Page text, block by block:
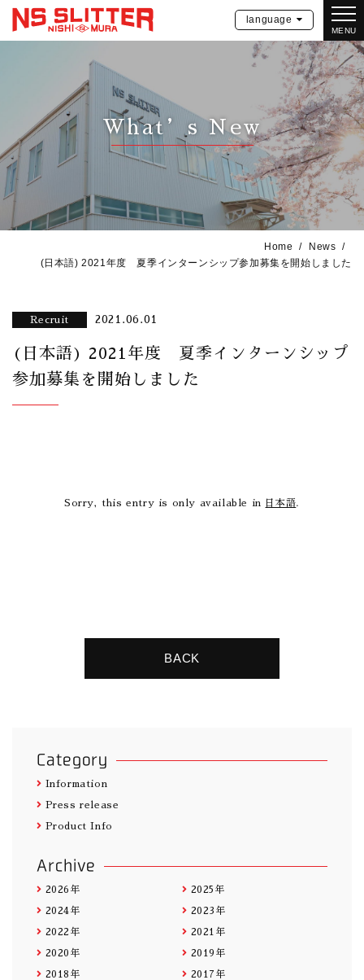
MENU
language
What’s New
Home
News
(日本語) 2021年度 夏季インターンシップ参加募集を開始しました
Recruit 2021.06.01
(日本語) 2021年度 夏季インターンシップ
参加募集を開始しました
Sorry, this entry is only available in 日本語.
BACK
Category
Information
Press release
Product Info
Archive
2026年 2025年
2024年 2023年
2022年 2021年
2020年 2019年
2018年 2017年